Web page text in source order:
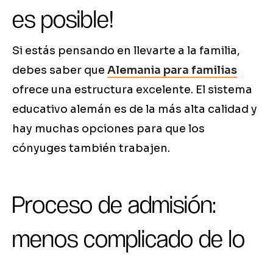
es posible!
Si estás pensando en llevarte a la familia,
debes saber que Alemania para familias
ofrece una estructura excelente. El sistema
educativo alemán es de la más alta calidad y
hay muchas opciones para que los
cónyuges también trabajen.
Proceso de admisión:
menos complicado de lo